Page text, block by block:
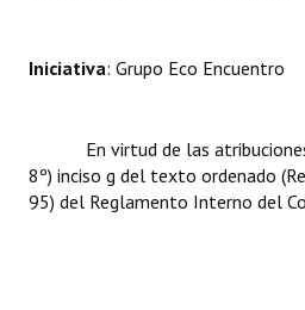
Iniciativa: Grupo Eco Encuentro
En virtud de las atribuciones
8º) inciso g del texto ordenado
95) del Reglamento Interno del